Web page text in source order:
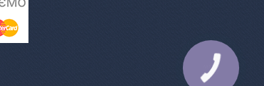
КНОПКА
ЗВ'ЯЗКУ